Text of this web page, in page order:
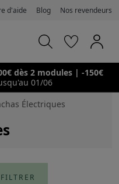
d'aide Blog Nos revendeurs
dès 2 modules | -150€
01/06
Électriques
FILTRER